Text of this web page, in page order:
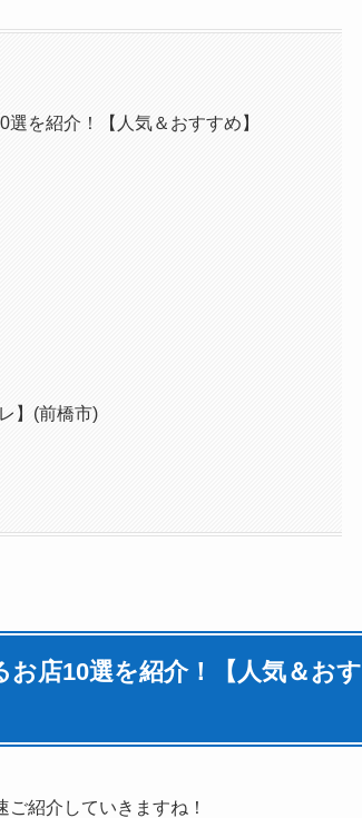
を紹介！【人気＆おすすめ】
】(前橋市)
店10選を紹介！【人気＆おす
紹介していきますね！